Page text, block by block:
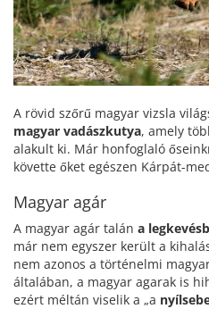
A rövid szőrű magyar vizsla
magyar vadászkutya, amely
alakult ki. Már honfoglaló
követte őket egészen Kárpát-
Magyar agár
A magyar agár talán a
már nem egyszer került a
nem azonos a történelmi
általában, a magyar agarak is
ezért méltán viselik a „a